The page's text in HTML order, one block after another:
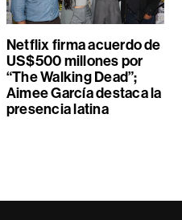
Netflix firma acuerdo de
US$500 millones por
“The Walking Dead”;
Aimee García destaca la
presencia latina